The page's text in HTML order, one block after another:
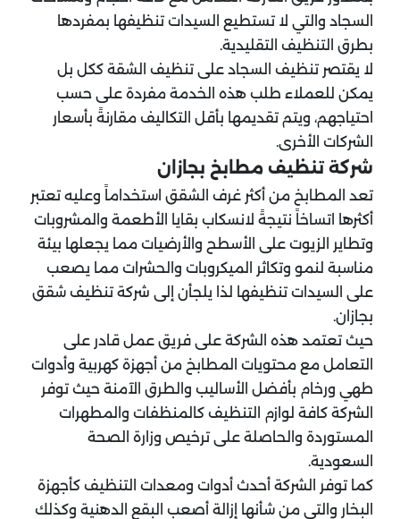
السجاد والتي لا تستطيع السيدات تنظيفها بمفردها
بطرق التنظيف التقليدية.
لا يقتصر تنظيف السجاد على تنظيف الشقة ككل بل
يمكن للعملاء طلب هذه الخدمة مفردة على حسب
احتياجهم، ويتم تقديمها بأقل التكاليف مقارنةً بأسعار
الشركات الأخرى.
شركة تنظيف مطابخ بجازان
تعد المطابخ من أكثر غرف الشقق استخداماً وعليه تعتبر
أكثرها اتساخاً نتيجةً لانسكاب بقايا الأطعمة والمشروبات
وتطاير الزيوت على الأسطح والأرضيات مما يجعلها بيئة
مناسبة لنمو وتكاثر الميكروبات والحشرات مما يصعب
على السيدات تنظيفها لذا يلجأن إلى شركة تنظيف شقق
بجازان.
حيث تعتمد هذه الشركة على فريق عمل قادر على
التعامل مع محتويات المطابخ من أجهزة كهربية وأدوات
طهي ورخام بأفضل الأساليب والطرق الآمنة حيث توفر
الشركة كافة لوازم التنظيف كالمنظفات والمطهرات
المستوردة والحاصلة على ترخيص وزارة الصحة
السعودية.
كما توفر الشركة أحدث أدوات ومعدات التنظيف كأجهزة
البخار والتي من شأنها إزالة أصعب البقع الدهنية وكذلك